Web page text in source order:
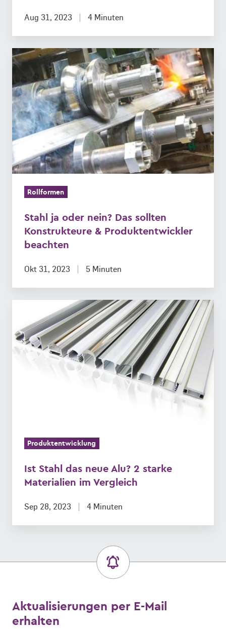
Aug 31, 2023 4 Minuten
Stahl
ja
oder
nein?
Das
sollten
Konstrukteure
Produktentwickler
Rollformen
Stahl ja oder nein? Das sollten
Konstrukteure & Produktentwickler
beachten
Okt 31, 2023 5 Minuten
Stahl
das
neue
Produktentwicklung
Ist Stahl das neue Alu? 2 starke
Materialien im Vergleich
Sep 28, 2023 4 Minuten
Aktualisierungen per E-Mail
erhalten